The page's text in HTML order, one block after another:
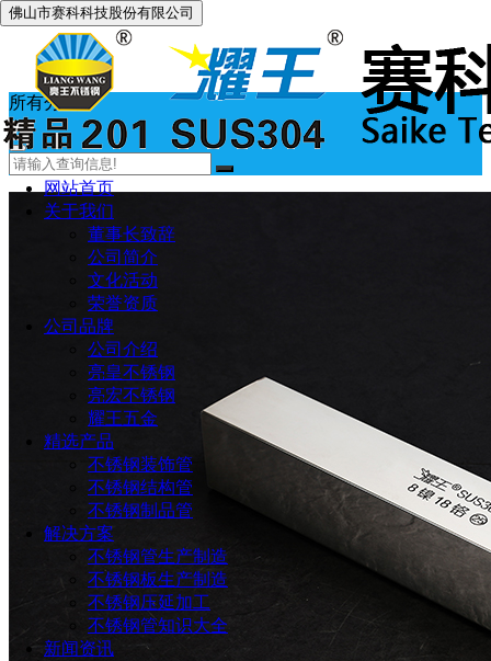
佛山市赛科科技股份有限公司
网站首页
关于我们
董事长致辞
公司简介
文化活动
荣誉资质
公司品牌
公司介绍
亮皇不锈钢
亮宏不锈钢
耀王五金
精选产品
不锈钢装饰管
不锈钢结构管
不锈钢制品管
解决方案
不锈钢管生产制造
不锈钢板生产制造
不锈钢压延加工
不锈钢管知识大全
新闻资讯
所有分类